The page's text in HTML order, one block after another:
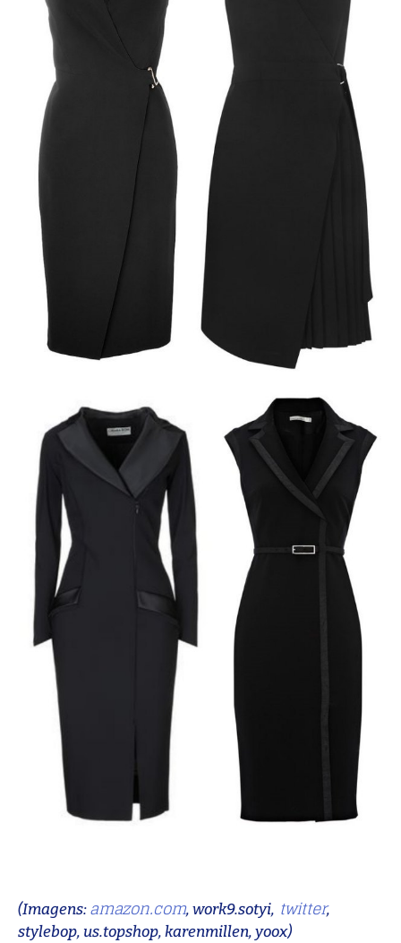
(Imagens:amazon.com, work9.sotyi, twitter,
stylebop, us.topshop, karenmillen, yoox)